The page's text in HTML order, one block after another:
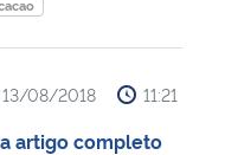
13/08/2018 11:21
artigo completo